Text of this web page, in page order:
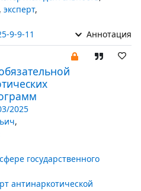
, эксперт,
9-9-11 Аннотация
2025
,
государственного
антинаркотической